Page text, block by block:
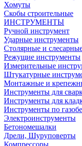
Хомуты
Скобы строительные
ИНСТРУМЕНТЫ
Ручной инструмент
Ударные инструменты
Столярные и
Режущие инструменты
Измерительные
Штукатурные
Монтажные и
Инструменты для
Инструменты для
Инструменты по
Электроинструменты
Бетономешалки
Дрели, Шуруповерты
Компрессоры